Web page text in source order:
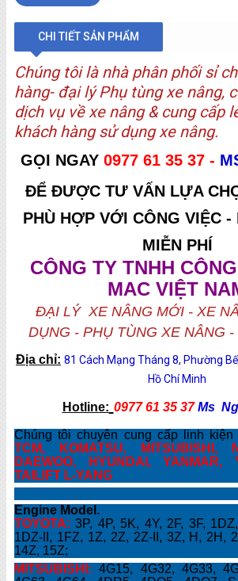
CHI TIẾT SẢN PHẨM
Chúng tôi là nhà phân phối sỉ
hàng- đại lý Phụ tùng xe nâng,
dịch vụ về xe nâng & cung cấp
khách hàng sử dụng xe nâng.
GỌI NGAY 0977 61 35 37 -
ĐỂ ĐƯỢC TƯ VẤN LỰA
PHÙ HỢP VỚI CÔNG VIỆC -
MIỄN PHÍ
CÔNG TY TNHH
MAC VIỆT
ĐẠI LÝ XE NÂNG MỚI - XE
DỤNG - PHỤ TÙNG XE NÂNG
Địa chỉ: 81 Cách Mạng Tháng 8, Phường
Hồ Chí Minh
Hotline: 0977 61 35 37Ms
Chúng tôi chuyên cung cấp linh kiện
TCM, KOMATSU, MITSUBISHI,
DAEWOO, HYUNDAI, YANMAR,
TAILIFT L-YANG
Engine Model.
TOYOTA: 3P, 4P, 5K, 4Y, 2F, 3F,
1DZ-II, 1FZ, 1Z, 2Z, 2Z-II, 3Z, H, 2H,
14Z, 15Z;
MITSUBISHI: 4G15, 4G32, 4G33,